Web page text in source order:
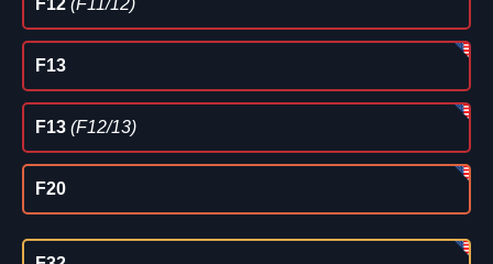
F12 (F11/12)
F13
F13 (F12/13)
F20